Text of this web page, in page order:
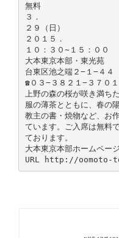
無料
３．
２９（日）
２０１５．
１０：３０∼１５：００
大本東京本部・東光苑
台東区池之端２−１−４４
☎０３−３８２１−３７０１
上野の森の桜が咲き満ち
服の薄茶とともに、春の
教主の書・焼物など、お
ています。ご入席は無料
ております。
大本東京本部ホームページ